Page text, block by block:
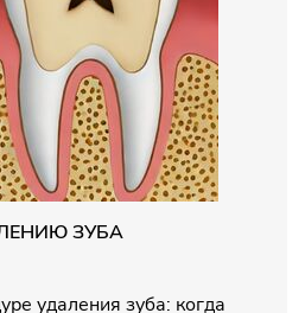
ЗУБА
удаления зуба: когда